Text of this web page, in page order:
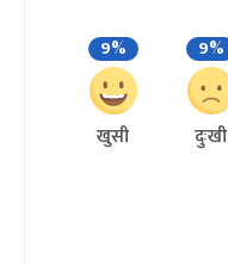
9%
खुसी
9%
दुःखी